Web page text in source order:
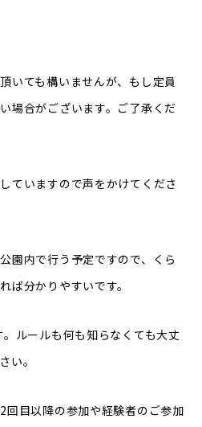
いても構いませんが、もし定員
場合がございます。ご了承くだ
ていますので声をかけてくださ
園内で行う予定ですので、くら
ば分かりやすいです。
ルールも何も知らなくても大丈
い。
回目以降の参加や経験者のご参加